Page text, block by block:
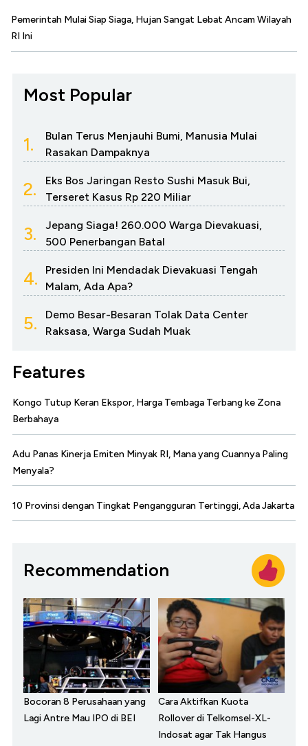
Pemerintah Mulai Siap Siaga, Hujan Sangat Lebat Ancam Wilayah
RI Ini
Most Popular
1.
Bulan Terus Menjauhi Bumi, Manusia Mulai
Rasakan Dampaknya
2.
Eks Bos Jaringan Resto Sushi Masuk Bui,
Terseret Kasus Rp 220 Miliar
3.
Jepang Siaga! 260.000 Warga Dievakuasi,
500 Penerbangan Batal
4.
Presiden Ini Mendadak Dievakuasi Tengah
Malam, Ada Apa?
5.
Demo Besar-Besaran Tolak Data Center
Raksasa, Warga Sudah Muak
Features
Kongo Tutup Keran Ekspor, Harga Tembaga Terbang ke Zona
Berbahaya
Adu Panas Kinerja Emiten Minyak RI, Mana yang Cuannya Paling
Menyala?
10 Provinsi dengan Tingkat Pengangguran Tertinggi, Ada Jakarta
Recommendation
Bocoran 8 Perusahaan yang
Lagi Antre Mau IPO di BEI
Cara Aktifkan Kuota
Rollover di Telkomsel-XL-
Indosat agar Tak Hangus